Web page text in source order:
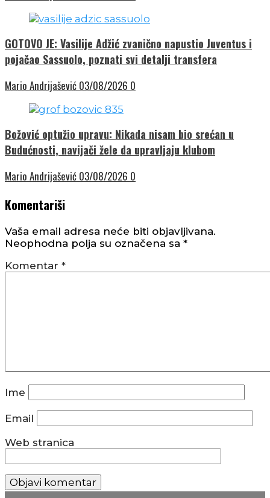
GOTOVO JE: Vasilije Adžić zvanično napustio Juventus i
pojačao Sassuolo, poznati svi detalji transfera
Mario Andrijašević 03/08/2026 0
Božović optužio upravu: Nikada nisam bio srećan u
Budućnosti, navijači žele da upravljaju klubom
Mario Andrijašević 03/08/2026 0
Komentariši
Vaša email adresa neće biti objavljivana.
Neophodna polja su označena sa *
Komentar *
Ime
Email
Web stranica